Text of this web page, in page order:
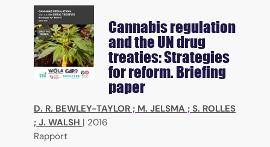
Cannabis regulation
and the UN drug
treaties: Strategies
for reform. Briefing
paper
D. R. BEWLEY-TAYLOR ; M. JELSMA ; S. ROLLES
; J. WALSH | 2016
Rapport